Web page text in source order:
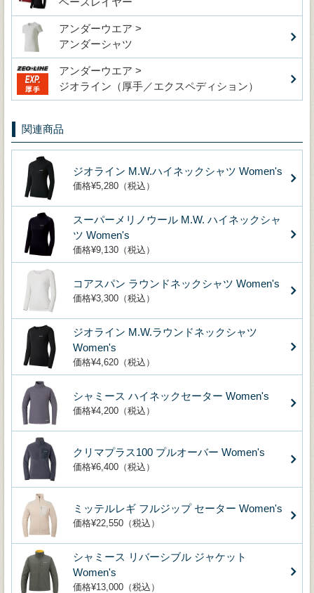
アンダーウエア >
アンダーシャツ
アンダーウエア >
ジオライン（厚手／エクスペディション）
関連商品
ジオライン M.W.ハイネックシャツ Women's
価格¥5,280（税込）
スーパーメリノウール M.W. ハイネックシャ
ツ Women's
価格¥9,130（税込）
コアスパン ラウンドネックシャツ Women's
価格¥3,300（税込）
ジオライン M.W.ラウンドネックシャツ
Women's
価格¥4,620（税込）
シャミース ハイネックセーター Women's
価格¥4,200（税込）
クリマプラス100 プルオーバー Women's
価格¥6,400（税込）
ミッテルレギ フルジップ セーター Women's
価格¥22,550（税込）
シャミース リバーシブル ジャケット
Women's
価格¥13,000（税込）